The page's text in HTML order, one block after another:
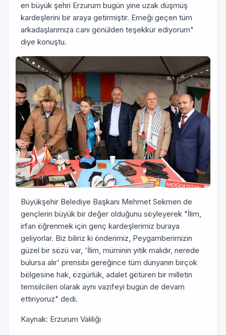
en büyük şehri Erzurum bugün yine uzak düşmüş
kardeşlerini bir araya getirmiştir. Emeği geçen tüm
arkadaşlarımıza canı gönülden teşekkür ediyorum"
diye konuştu.
Büyükşehir Belediye Başkanı Mehmet Sekmen de
gençlerin büyük bir değer olduğunu söyleyerek "İlim,
irfan öğrenmek için genç kardeşlerimiz buraya
geliyorlar. Biz biliriz ki önderimiz, Peygamberimizin
güzel bir sözü var, 'İlim, müminin yitik malıdır, nerede
bulursa alır' prensibi gereğince tüm dünyanın birçok
bölgesine hak, özgürlük, adalet götüren bir milletin
temsilcileri olarak aynı vazifeyi bugün de devam
ettiriyoruz" dedi.
Kaynak: Erzurum Valiliği